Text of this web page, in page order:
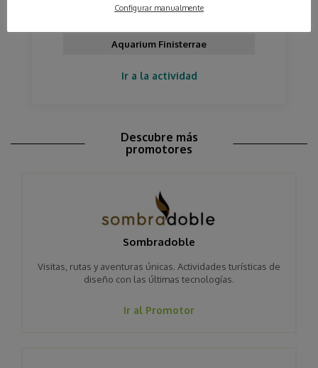
Aquarium Finisterrae
Ir a la actividad
Descubre más
promotores
Sombradoble
Visitas, rutas y aventuras únicas. Actividades turísticas de
diseño con las últimas tecnologías.
Ir al Promotor
Configurar manualmente